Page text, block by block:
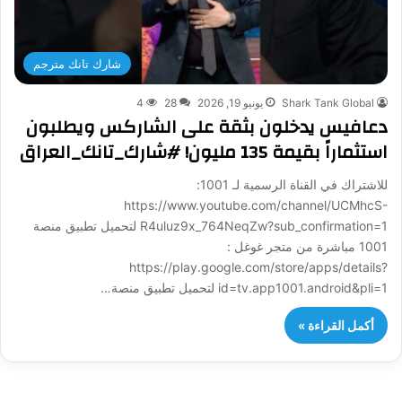
شارك تانك مترجم
Shark Tank Global يونيو 19, 2026 28
4
دعافيس يدخلون بثقة على الشاركس ويطلبون
استثماراً بقيمة 135 مليون! #شارك_تانك_العراق
للاشتراك في القناة الرسمية لـ 1001:
https://www.youtube.com/channel/UCMhcS-
R4uluz9x_764NeqZw?sub_confirmation=1 لتحميل تطبيق منصة
1001 مباشرة من متجر غوغل :
https://play.google.com/store/apps/details?
id=tv.app1001.android&pli=1 لتحميل تطبيق منصة…
أكمل القراءة »